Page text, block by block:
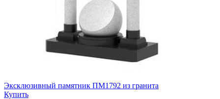
Эксклюзивный памятник ПМ1792 из гранита
Купить